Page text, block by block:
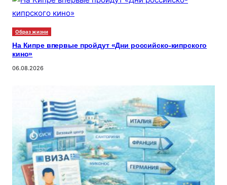
Образ жизни
На Кипре впервые пройдут «Дни российско-кипрского
кино»
06.08.2026